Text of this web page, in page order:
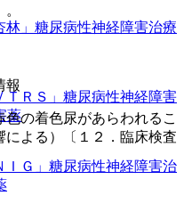
」 糖尿病性神経障害治療
ＲＳ」 糖尿病性神経障害
薬
Ｇ」 糖尿病性神経障害治
報
の着色尿があらわれるこ
による）〔１２．臨床検査